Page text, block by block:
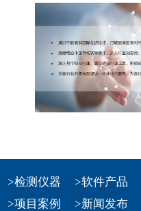
>检测仪器 >软件产品
>项目案例
>新闻发布